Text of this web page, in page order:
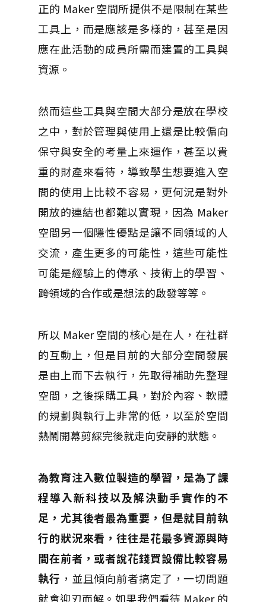
正的 Maker 空間所提供不是限制在某些
工具上，而是應該是多樣的，甚至是因
應在此活動的成員所需而建置的工具與
資源。
然而這些工具與空間大部分是放在學校
之中，對於管理與使用上還是比較偏向
保守與安全的考量上來運作，甚至以貴
重的財產來看待，導致學生想要進入空
間的使用上比較不容易，更何況是對外
開放的連結也都難以實現，因為 Maker
空間另一個隱性優點是讓不同領域的人
交流，產生更多的可能性，這些可能性
可能是經驗上的傳承、技術上的學習、
跨領域的合作或是想法的啟發等等。
所以 Maker 空間的核心是在人，在社群
的互動上，但是目前的大部分空間發展
是由上而下去執行，先取得補助先整理
空間，之後採購工具，對於內容、軟體
的規劃與執行上非常的低，以至於空間
熱鬧開幕剪綵完後就走向安靜的狀態。
為教育注入數位製造的學習，是為了課
程導入新科技以及解決動手實作的不
足，尤其後者最為重要，但是就目前執
行的狀況來看，往往是花最多資源與時
間在前者，或者說花錢買設備比較容易
執行 ，並且傾向前者搞定了，一切問題
就會迎刃而解。如果我們看待 Maker 的